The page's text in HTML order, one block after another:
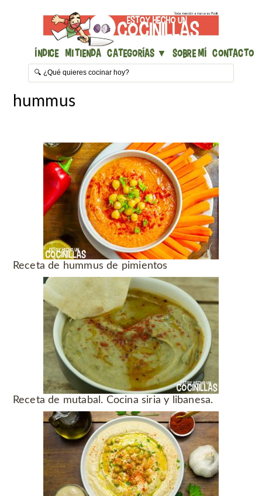
Índice Mi Tienda Categorías ▼ Sobre mí Contacto
hummus
Receta de hummus de pimientos
Receta de mutabal. Cocina siria y libanesa.